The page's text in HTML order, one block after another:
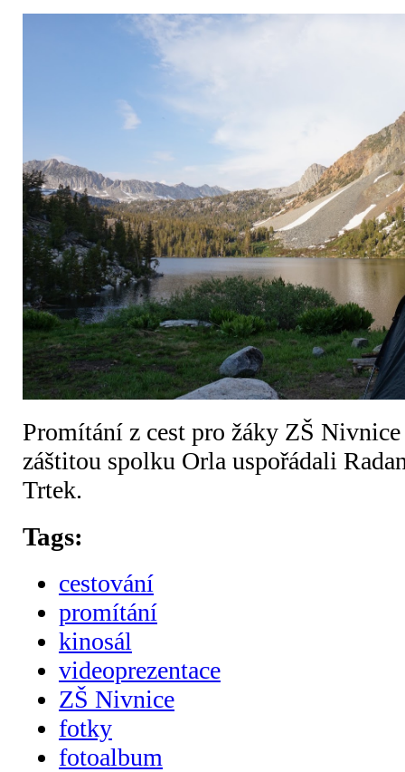
Promítání z cest pro žáky ZŠ
záštitou spolku Orla uspořádali
Trtek.
Tags:
cestování
promítání
kinosál
videoprezentace
ZŠ Nivnice
fotky
fotoalbum